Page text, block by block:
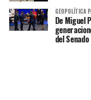
GEOPOLÍTICA
De Miguel
del Senado